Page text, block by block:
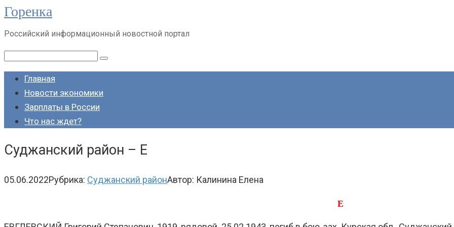
Перейти
контенту
Горенка
Российский информационный новостной портал
Поиск:
Главная
Новости экономики
Зарплаты в России
Что нас ждет?
Суджанский район – Е
05.06.2022Рубрика: Суджанский районАвтор: Калинина Елена
Е